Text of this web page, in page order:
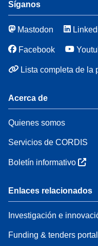
Síganos
Mastodon
Facebook
Lista completa de la
Acerca de
Quienes somos
Servicios de CORDIS
Boletín informativo
Enlaces relacionados
Investigación e
Funding & tenders portal